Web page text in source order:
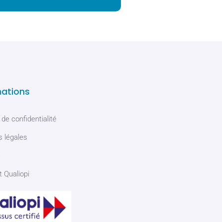
de confidentialité
légales
Qualiopi